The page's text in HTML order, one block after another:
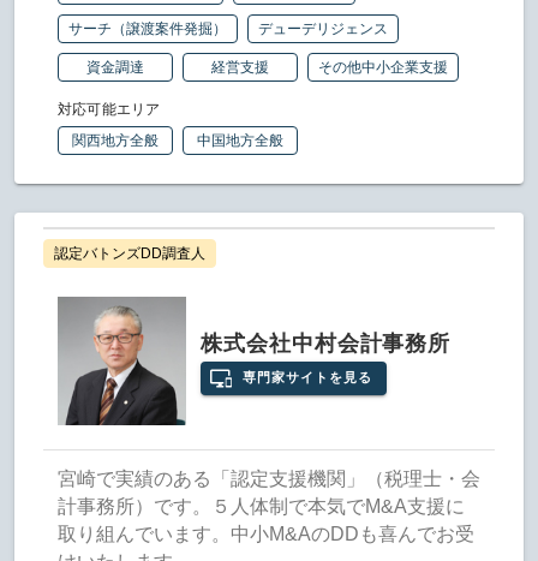
サーチ（譲渡案件発掘） デューデリジェンス
資金調達 経営支援 その他中小企業支援
対応可能エリア
関西地方全般
中国地方全般
認定バトンズDD調査人
株式会社中村会計事務所
専門家サイトを見る
宮崎で実績のある「認定支援機関」（税理士・会
計事務所）です。５人体制で本気でM&A支援に
取り組んでいます。中小M&AのDDも喜んでお受